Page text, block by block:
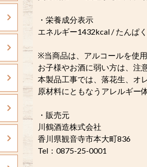
・栄養成分表示
エネルギー1432kcal / たんぱ
※当商品は、アルコールを使用
お子様やお酒に弱い方は、注
本製品工事では、落花生、オ
原材料にともなうアレルギー
・販売元
川鶴酒造株式会社
香川県観音寺市本大町836
Tel：0875-25-0001